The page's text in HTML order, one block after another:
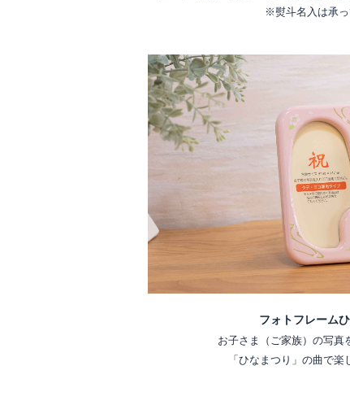
※熨斗名入は承
フォトフレーム
お子さま（ご家族）の写真
「ひなまつり」の曲で楽